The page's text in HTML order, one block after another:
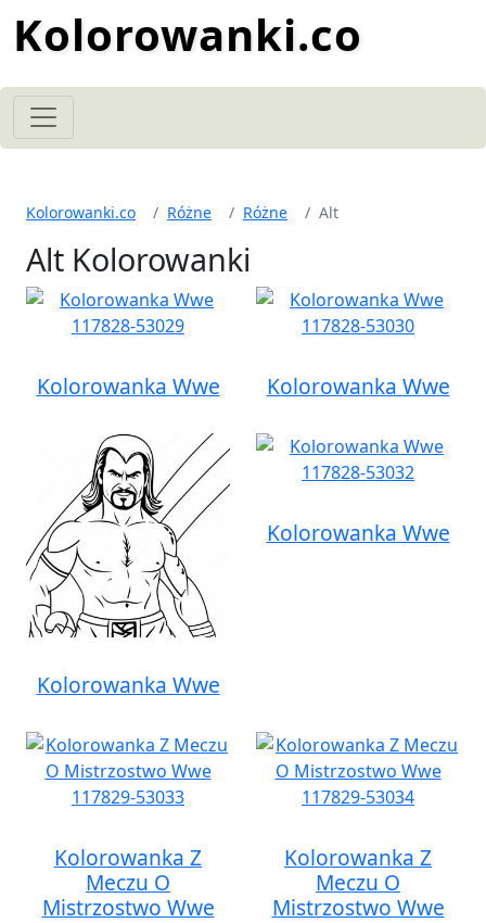
Kolorowanki.co
Kolorowanki.co Różne Różne Alt
Alt Kolorowanki
Kolorowanka Wwe Kolorowanka Wwe
Kolorowanka Wwe
Kolorowanka Wwe
Kolorowanka Z
Meczu O
Mistrzostwo Wwe
Kolorowanka Z
Meczu O
Mistrzostwo Wwe